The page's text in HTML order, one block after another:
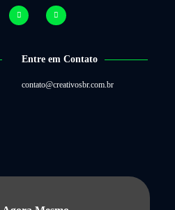
Entre em Contato
contato@creativosbr.com.br